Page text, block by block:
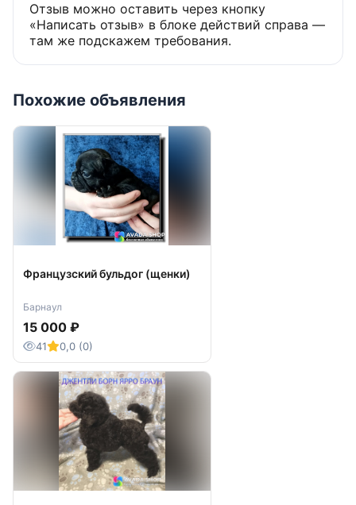
Отзыв можно оставить через кнопку
«Написать отзыв» в блоке действий справа —
там же подскажем требования.
Похожие объявления
Французский бульдог (щенки)
Барнаул
15 000 ₽
41 0,0 (0)